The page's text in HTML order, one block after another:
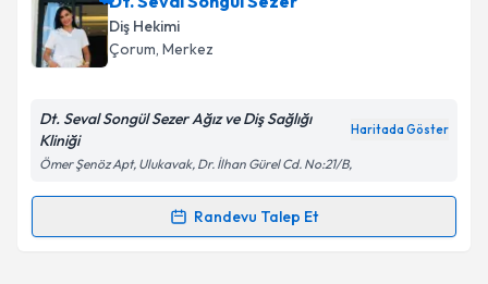
Diş Hekimi
Çorum, Merkez
Dt. Seval Songül Sezer Ağız ve Diş Sağlığı
Kliniği
Haritada Göster
Ömer Şenöz Apt, Ulukavak, Dr. İlhan Gürel Cd. No:21/B,
Randevu Talep Et
Randevu Takvimi Talebi